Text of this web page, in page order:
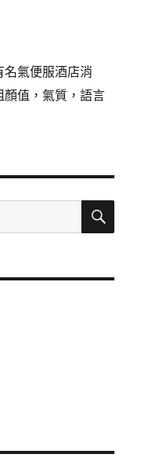
名氣便服酒店消
顏值，氣質，語言
搜